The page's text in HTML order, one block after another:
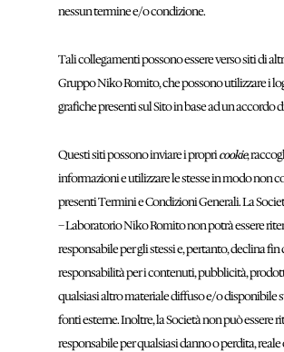
nessun termine e/o condizione.
Tali collegamenti possono essere verso siti di
Gruppo Niko Romito, che possono utilizzare i
grafiche presenti sul Sito in base ad un accordo
Questi siti possono inviare i propricookie,
informazioni e utilizzare le stesse in modo non
presenti Termini e Condizioni Generali. La
– Laboratorio Niko Romito non potrà essere
responsabile per gli stessi e, pertanto, declina fin
responsabilità per i contenuti, pubblicità,
qualsiasi altro materiale diffuso e/o disponibile
fonti esterne. Inoltre, la Società non può essere
responsabile per qualsiasi danno o perdita, reale